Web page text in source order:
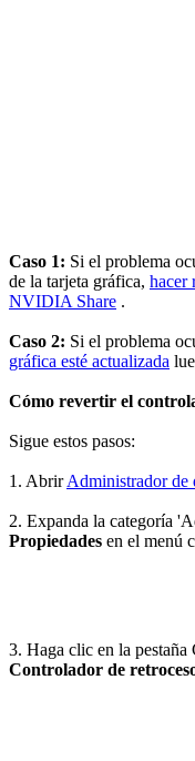
Caso 1: Si el problema
de la tarjeta gráfica, hacer
NVIDIA Share .
Caso 2: Si el problema
gráfica esté actualizada
Cómo revertir el
Sigue estos pasos:
1. AbrirAdministrador de
2. Expanda la categoría
Propiedades en el menú
3. Haga clic en la
Controlador de